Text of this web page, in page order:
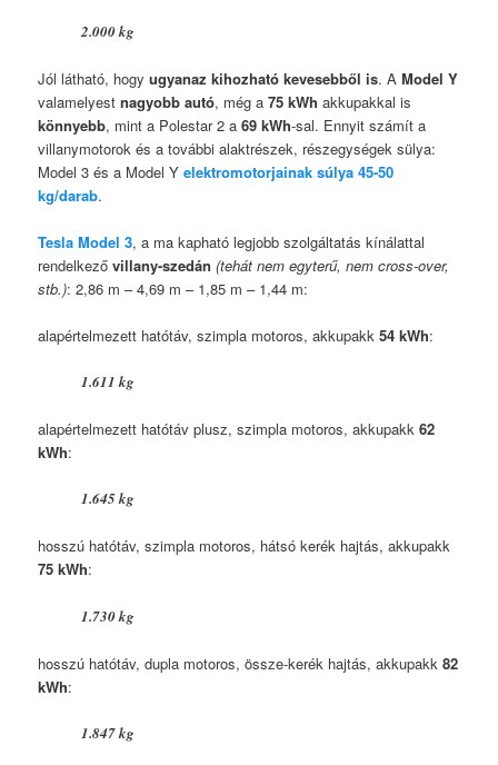
2.000 kg
Jól látható, hogyugyanaz kihozható kevesebből is. AModel Y
valamelyestnagyobb autó, még a75 kWh akkupakkal is
könnyebb, mint a Polestar 2 a69 kWh-sal. Ennyit számít a
villanymotorok és a további alaktrészek, részegységek sülya:
Model 3 és a Model Yelektromotorjainak súlya 45-50
kg/darab.
Tesla Model 3, a ma kapható legjobb szolgáltatás kínálattal
rendelkezővillany-szedán (tehát nem egyterű, nem cross-over,
stb.): 2,86 m – 4,69 m – 1,85 m – 1,44 m:
alapértelmezett hatótáv, szimpla motoros, akkupakk54 kWh:
1.611 kg
alapértelmezett hatótáv plusz, szimpla motoros, akkupakk62
kWh:
1.645 kg
hosszú hatótáv, szimpla motoros, hátsó kerék hajtás, akkupakk
75 kWh:
1.730 kg
hosszú hatótáv, dupla motoros, össze-kerék hajtás, akkupakk82
kWh:
1.847 kg